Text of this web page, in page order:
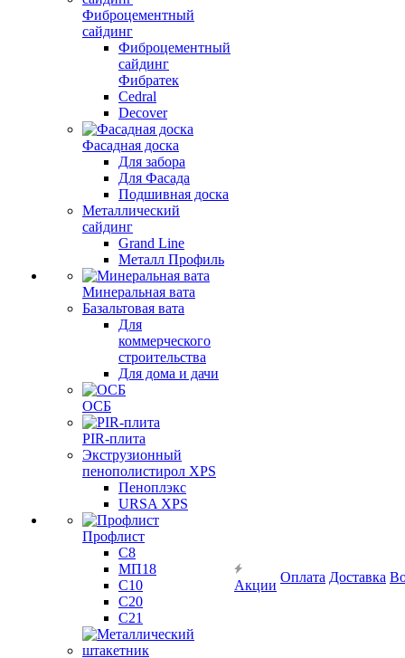
Фиброцементный
сайдинг
Фиброцементный
сайдинг
Фибратек
Cedral
Decover
Фасадная доска
Для забора
Для Фасада
Подшивная доска
Металлический
сайдинг
Grand Line
Металл Профиль
Минеральная вата
Базальтовая вата
Для
коммерческого
строительства
Для дома и дачи
ОСБ
PIR-плита
Экструзионный
пенополистирол XPS
Пеноплэкс
URSA XPS
Профлист
С8
МП18
С10
С20
С21
Акции
Оплата Доставка